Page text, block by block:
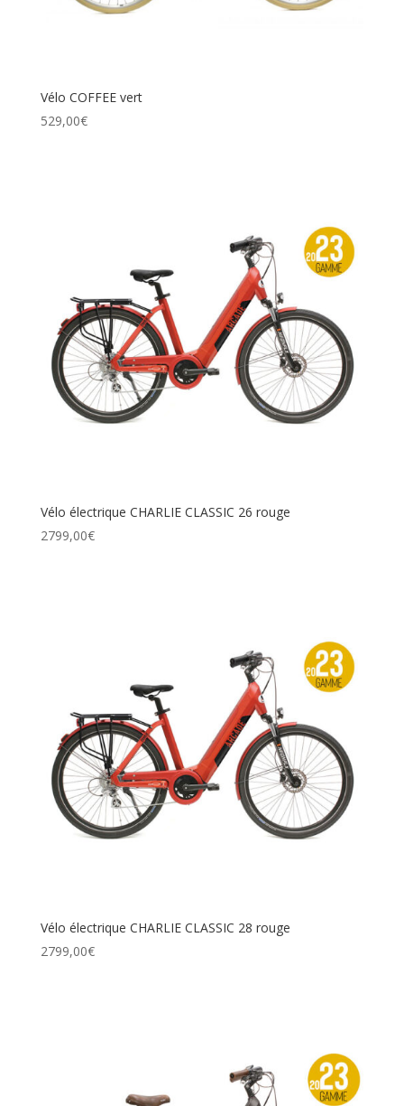
Vélo COFFEE vert
529,00€
Vélo électrique CHARLIE CLASSIC 26 rouge
2799,00€
Vélo électrique CHARLIE CLASSIC 28 rouge
2799,00€